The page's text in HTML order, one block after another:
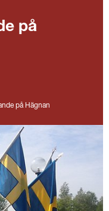
på
på Hägnan